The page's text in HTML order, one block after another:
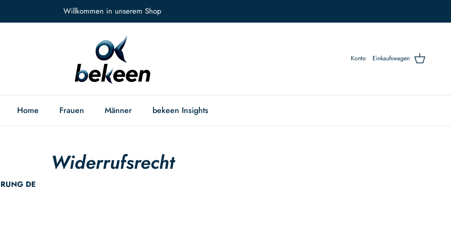
Willkommen in unserem Shop
Konto Einkaufswagen
Home Frauen Männer bekeen Insights
Widerrufsrecht
DE